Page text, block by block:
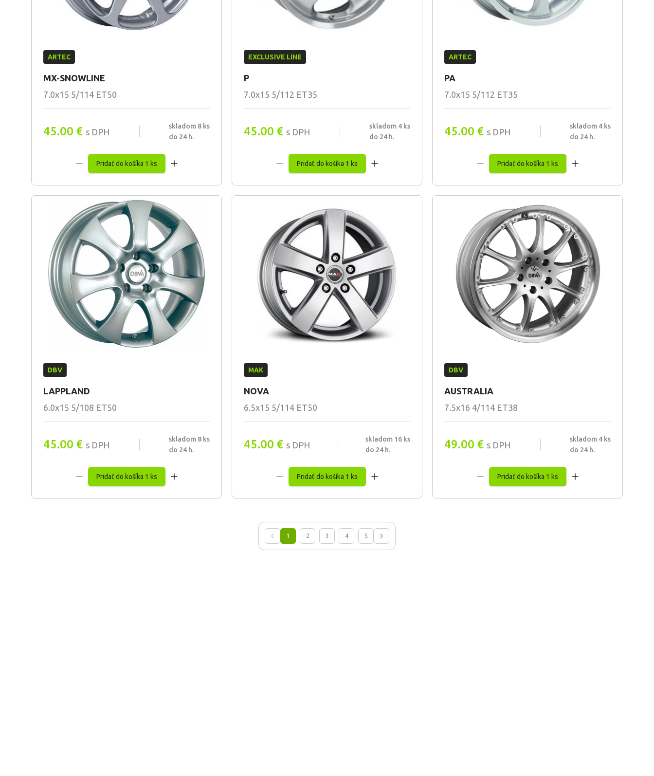
ARTEC
MX-SNOWLINE
7.0x15 5/114 ET50
45.00 € s DPH
skladom 8 ks
do 24 h.
Pridať do košíka 1 ks
EXCLUSIVE LINE
P
7.0x15 5/112 ET35
45.00 € s DPH
skladom 4 ks
do 24 h.
Pridať do košíka 1 ks
ARTEC
PA
7.0x15 5/112 ET35
45.00 € s DPH
skladom 4 ks
do 24 h.
Pridať do košíka 1 ks
DBV
LAPPLAND
6.0x15 5/108 ET50
45.00 € s DPH
skladom 8 ks
do 24 h.
Pridať do košíka 1 ks
MAK
NOVA
6.5x15 5/114 ET50
45.00 € s DPH
skladom 16 ks
do 24 h.
Pridať do košíka 1 ks
DBV
AUSTRALIA
7.5x16 4/114 ET38
49.00 € s DPH
skladom 4 ks
do 24 h.
Pridať do košíka 1 ks
1 2 3 4 5